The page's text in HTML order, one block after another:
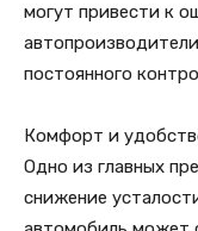
могут привести к
постоянного
Комфорт и
Одно из главных
снижение